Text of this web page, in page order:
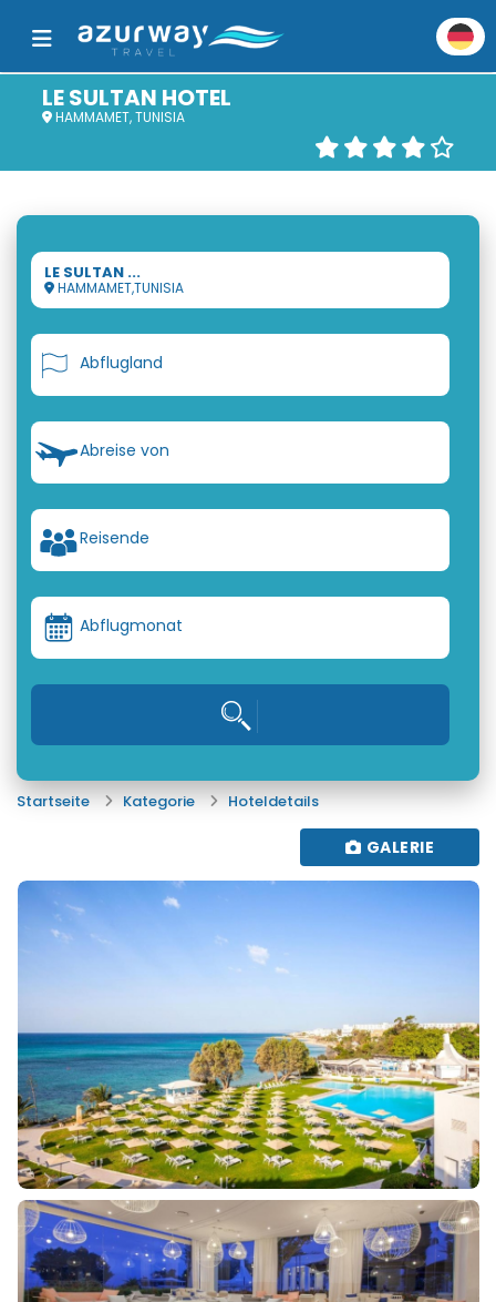
LE SULTAN HOTEL
HAMMAMET, TUNISIA
LE SULTAN ...
HAMMAMET,TUNISIA
Abflugland
Abreise von
Reisende
Abflugmonat
Startseite Kategorie Hoteldetails
GALERIE